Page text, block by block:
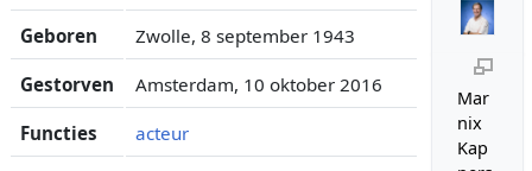
Mar
nix
Kap
Geboren Zwolle, 8 september 1943
Gestorven Amsterdam, 10 oktober 2016
Functies acteur